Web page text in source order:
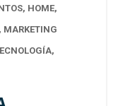
, HOME,
, MARKETING
,